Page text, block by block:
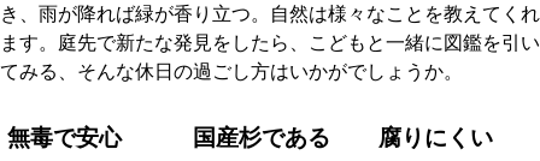
き、雨が降れば緑が香り立つ。自然は様々なことを教えてくれ
ます。庭先で新たな発見をしたら、こどもと一緒に図鑑を引い
てみる、そんな休日の過ごし方はいかがでしょうか。
無毒で安心 国産杉である 腐りにくい